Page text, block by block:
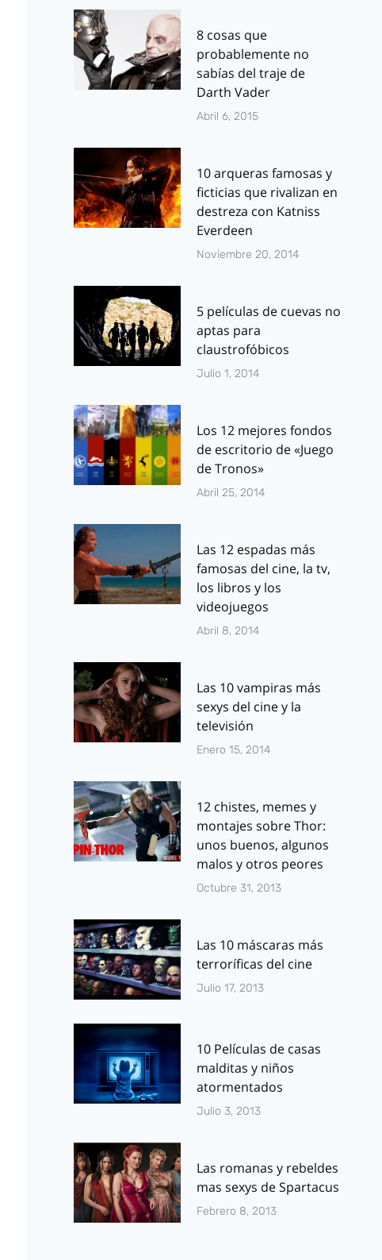
8 cosas que
probablemente no
sabías del traje de
Darth Vader
Abril 6, 2015
10 arqueras famosas y
ficticias que rivalizan en
destreza con Katniss
Everdeen
Noviembre 20, 2014
5 películas de cuevas no
aptas para
claustrofóbicos
Julio 1, 2014
Los 12 mejores fondos
de escritorio de «Juego
de Tronos»
Abril 25, 2014
Las 12 espadas más
famosas del cine, la tv,
los libros y los
videojuegos
Abril 8, 2014
Las 10 vampiras más
sexys del cine y la
televisión
Enero 15, 2014
12 chistes, memes y
montajes sobre Thor:
unos buenos, algunos
malos y otros peores
Octubre 31, 2013
Las 10 máscaras más
terroríficas del cine
Julio 17, 2013
10 Películas de casas
malditas y niños
atormentados
Julio 3, 2013
Las romanas y rebeldes
mas sexys de Spartacus
Febrero 8, 2013